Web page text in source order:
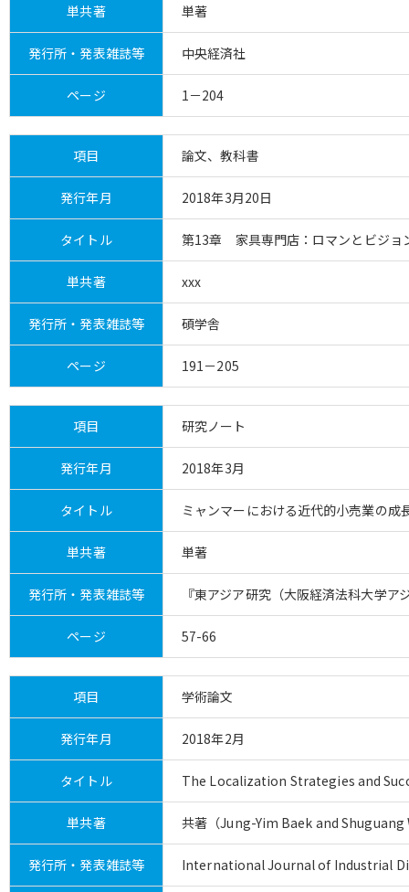
単共著 単著
発行所・発表雑誌等 中央経済社
ページ 1－204
項目 論文、教科書
発行年月 2018年3月20日
タイトル 第13章 家具専門店：ロマンとビジョ
単共著 xxx
発行所・発表雑誌等 碩学舎
ページ 191－205
項目 研究ノート
発行年月 2018年3月
タイトル ミャンマーにおける近代的小売業の成
単共著 単著
発行所・発表雑誌等 『東アジア研究（大阪経済法科大学
ページ 57-66
項目 学術論文
発行年月 2018年2月
タイトル The Localization Strategies and
単共著 共著（Jung-Yim Baek and Shuguang
発行所・発表雑誌等 International Journal of Industrial